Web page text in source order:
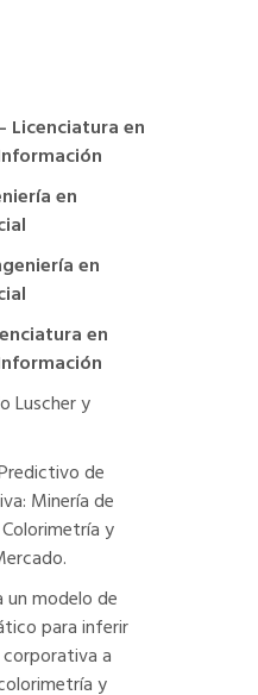
Licenciatura en
en
en
en
Luscher y
de
Minería de
y
un modelo de
para inferir
a
y